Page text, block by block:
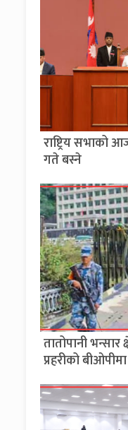
राष्ट्रिय
गते बस्ने
तातोपानी भन्सार
प्रहरीको